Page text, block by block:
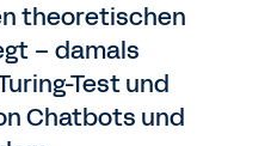
theoretischen
– damals
Test und
Chatbots und